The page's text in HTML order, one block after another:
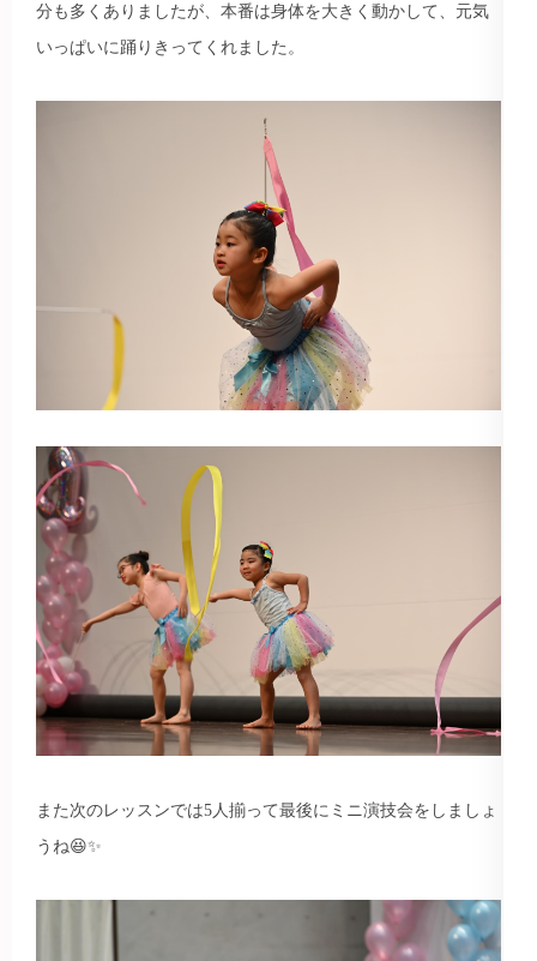
分も多くありましたが、本番は身体を大きく動かして、元気
いっぱいに踊りきってくれました。
また次のレッスンでは5人揃って最後にミニ演技会をしましょ
うね😆✨